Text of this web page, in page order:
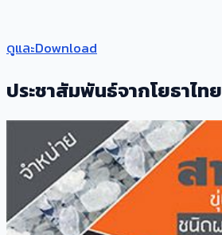
ดูและDownload
ประชาสัมพันธ์จากโยธาไทย